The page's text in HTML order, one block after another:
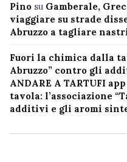
Pino su Gamberale,
viaggiare su strade
Abruzzo a tagliare
Fuori la chimica dalla
Abruzzo” contro gli
ANDARE A TARTUFI app
tavola: l’associazione
additivi e gli aromi